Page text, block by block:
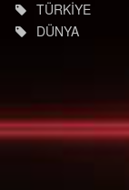
TÜRKİYE
DÜNYA